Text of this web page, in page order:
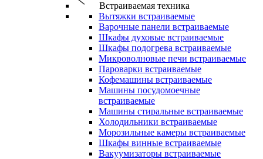
Встраиваемая техника
Вытяжки встраиваемые
Варочные панели встраиваемые
Шкафы духовые встраиваемые
Шкафы подогрева встраиваемые
Микроволновые печи встраиваемые
Пароварки встраиваемые
Кофемашины встраиваемые
Машины посудомоечные
встраиваемые
Машины стиральные встраиваемые
Холодильники встраиваемые
Морозильные камеры встраиваемые
Шкафы винные встраиваемые
Вакуумизаторы встраиваемые